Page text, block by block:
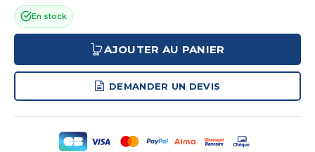
En stock
AJOUTER AU PANIER
DEMANDER UN DEVIS